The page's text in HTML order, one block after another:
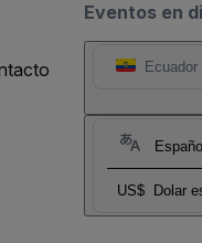
Eventos en
Ecuador
US$ Dolar